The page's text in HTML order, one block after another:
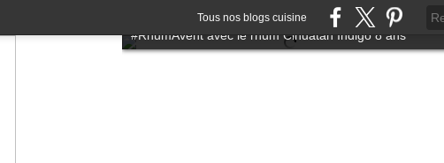
Tous nos blogs cuisine
Tartare de boeuf à l'italienne aux notes de truffes
#RhumAvent avec le rhum Cihuatan Indigo 8 ans